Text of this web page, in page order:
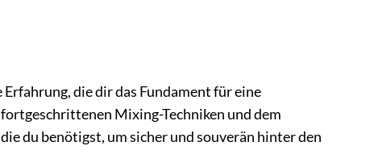
die dir das Fundament für eine
Mixing-Techniken und dem
du benötigst, um sicher und souverän hinter den